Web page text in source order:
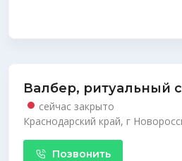
Валбер, ритуальный
сейчас закрыто
Краснодарский край, г
Позвонить